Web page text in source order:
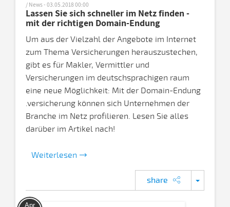
/ News - 03.05.2018 00:00
Lassen Sie sich schneller im Netz finden -
mit der richtigen Domain-Endung
Um aus der Vielzahl der Angebote im Internet
zum Thema Versicherungen herauszustechen,
gibt es für Makler, Vermittler und
Versicherungen im deutschsprachigen raum
eine neue Möglichkeit: Mit der Domain-Endung
.versicherung können sich Unternehmen der
Branche im Netz profilieren. Lesen Sie alles
darüber im Artikel nach!
Weiterlesen
share
Apr